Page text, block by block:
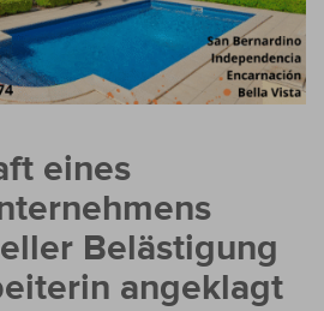
eines
Belästigung
angeklagt